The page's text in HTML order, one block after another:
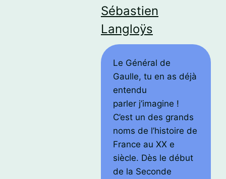
Sébastien
Langloÿs
Le Général de
Gaulle, tu en as déjà
entendu
parler j’imagine !
C’est un des grands
noms de l’histoire de
France au XX e
siècle. Dès le début
de la Seconde